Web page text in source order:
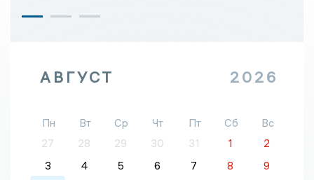
АВГУСТ 2026
Пн Вт Ср Чт Пт Сб
Вс
27
28 29 30 31 1
2
3
4 5 6 7 8
9